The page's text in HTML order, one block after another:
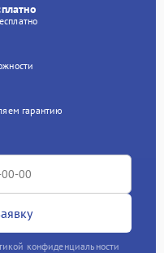
гарантию
конфиденциальности